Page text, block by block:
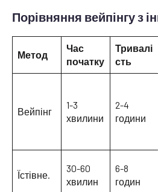
Порівняння вейпінгу з
Метод
Час
початку
Тривалі
сть
Вейпінг
1-3
хвилини
2-4
години
Їстівне.
30-60
хвилин
6-8
годин